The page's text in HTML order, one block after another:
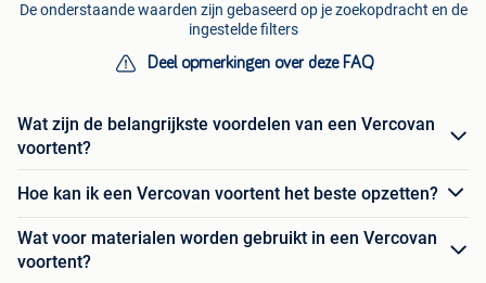
De onderstaande waarden zijn gebaseerd op je zoekopdracht en de
ingestelde filters
Deel opmerkingen over deze FAQ
Wat zijn de belangrijkste voordelen van een Vercovan
voortent?
Hoe kan ik een Vercovan voortent het beste opzetten?
Wat voor materialen worden gebruikt in een Vercovan
voortent?